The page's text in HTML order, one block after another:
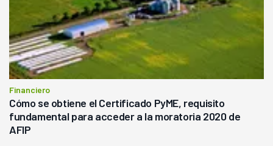
Financiero
Cómo se obtiene el Certificado PyME, requisito
fundamental para acceder a la moratoria 2020 de
AFIP